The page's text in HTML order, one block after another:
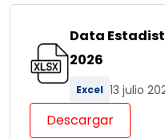
Data
2026
Excel 13 julio
Descargar